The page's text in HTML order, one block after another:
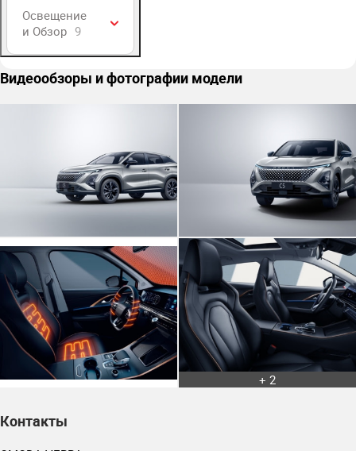
Освещение
и Обзор 9
Видеообзоры и фотографии модели
+ 2
Контакты